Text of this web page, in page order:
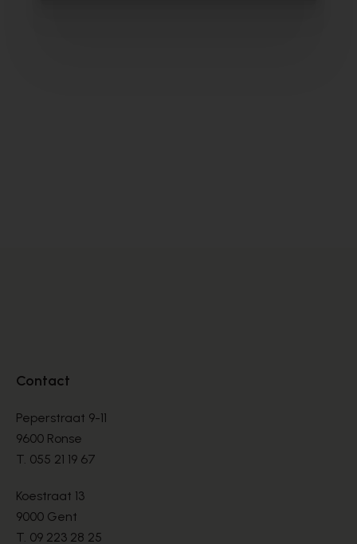
Contact
Peperstraat 9-11
9600 Ronse
T. 055 21 19 67
Koestraat 13
9000 Gent
T. 09 223 28 25